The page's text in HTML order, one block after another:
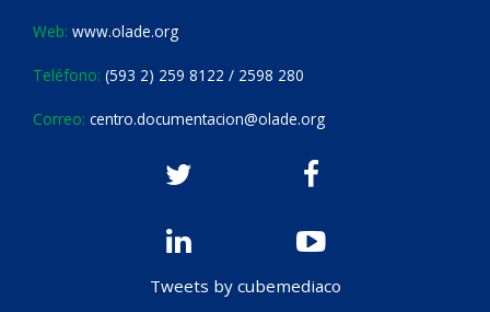
Web: www.olade.org
Teléfono: (593 2) 259 8122 / 2598 280
Correo: centro.documentacion@olade.org
Tweets by cubemediaco